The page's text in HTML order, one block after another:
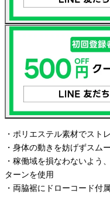
・ポリエステル素材でスト
・身体の動きを妨げずスム
・稼働域を損なわないよう
ターンを使用
・両脇裾にドローコード付属